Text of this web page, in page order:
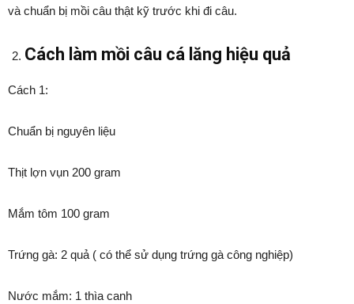
và chuẩn bị mồi câu thật kỹ trước khi đi câu.
Cách làm mồi câu cá lăng hiệu quả
Cách 1:
Chuẩn bị nguyên liệu
Thịt lợn vụn 200 gram
Mắm tôm 100 gram
Trứng gà: 2 quả ( có thể sử dụng trứng gà công nghiệp)
Nước mắm: 1 thìa canh